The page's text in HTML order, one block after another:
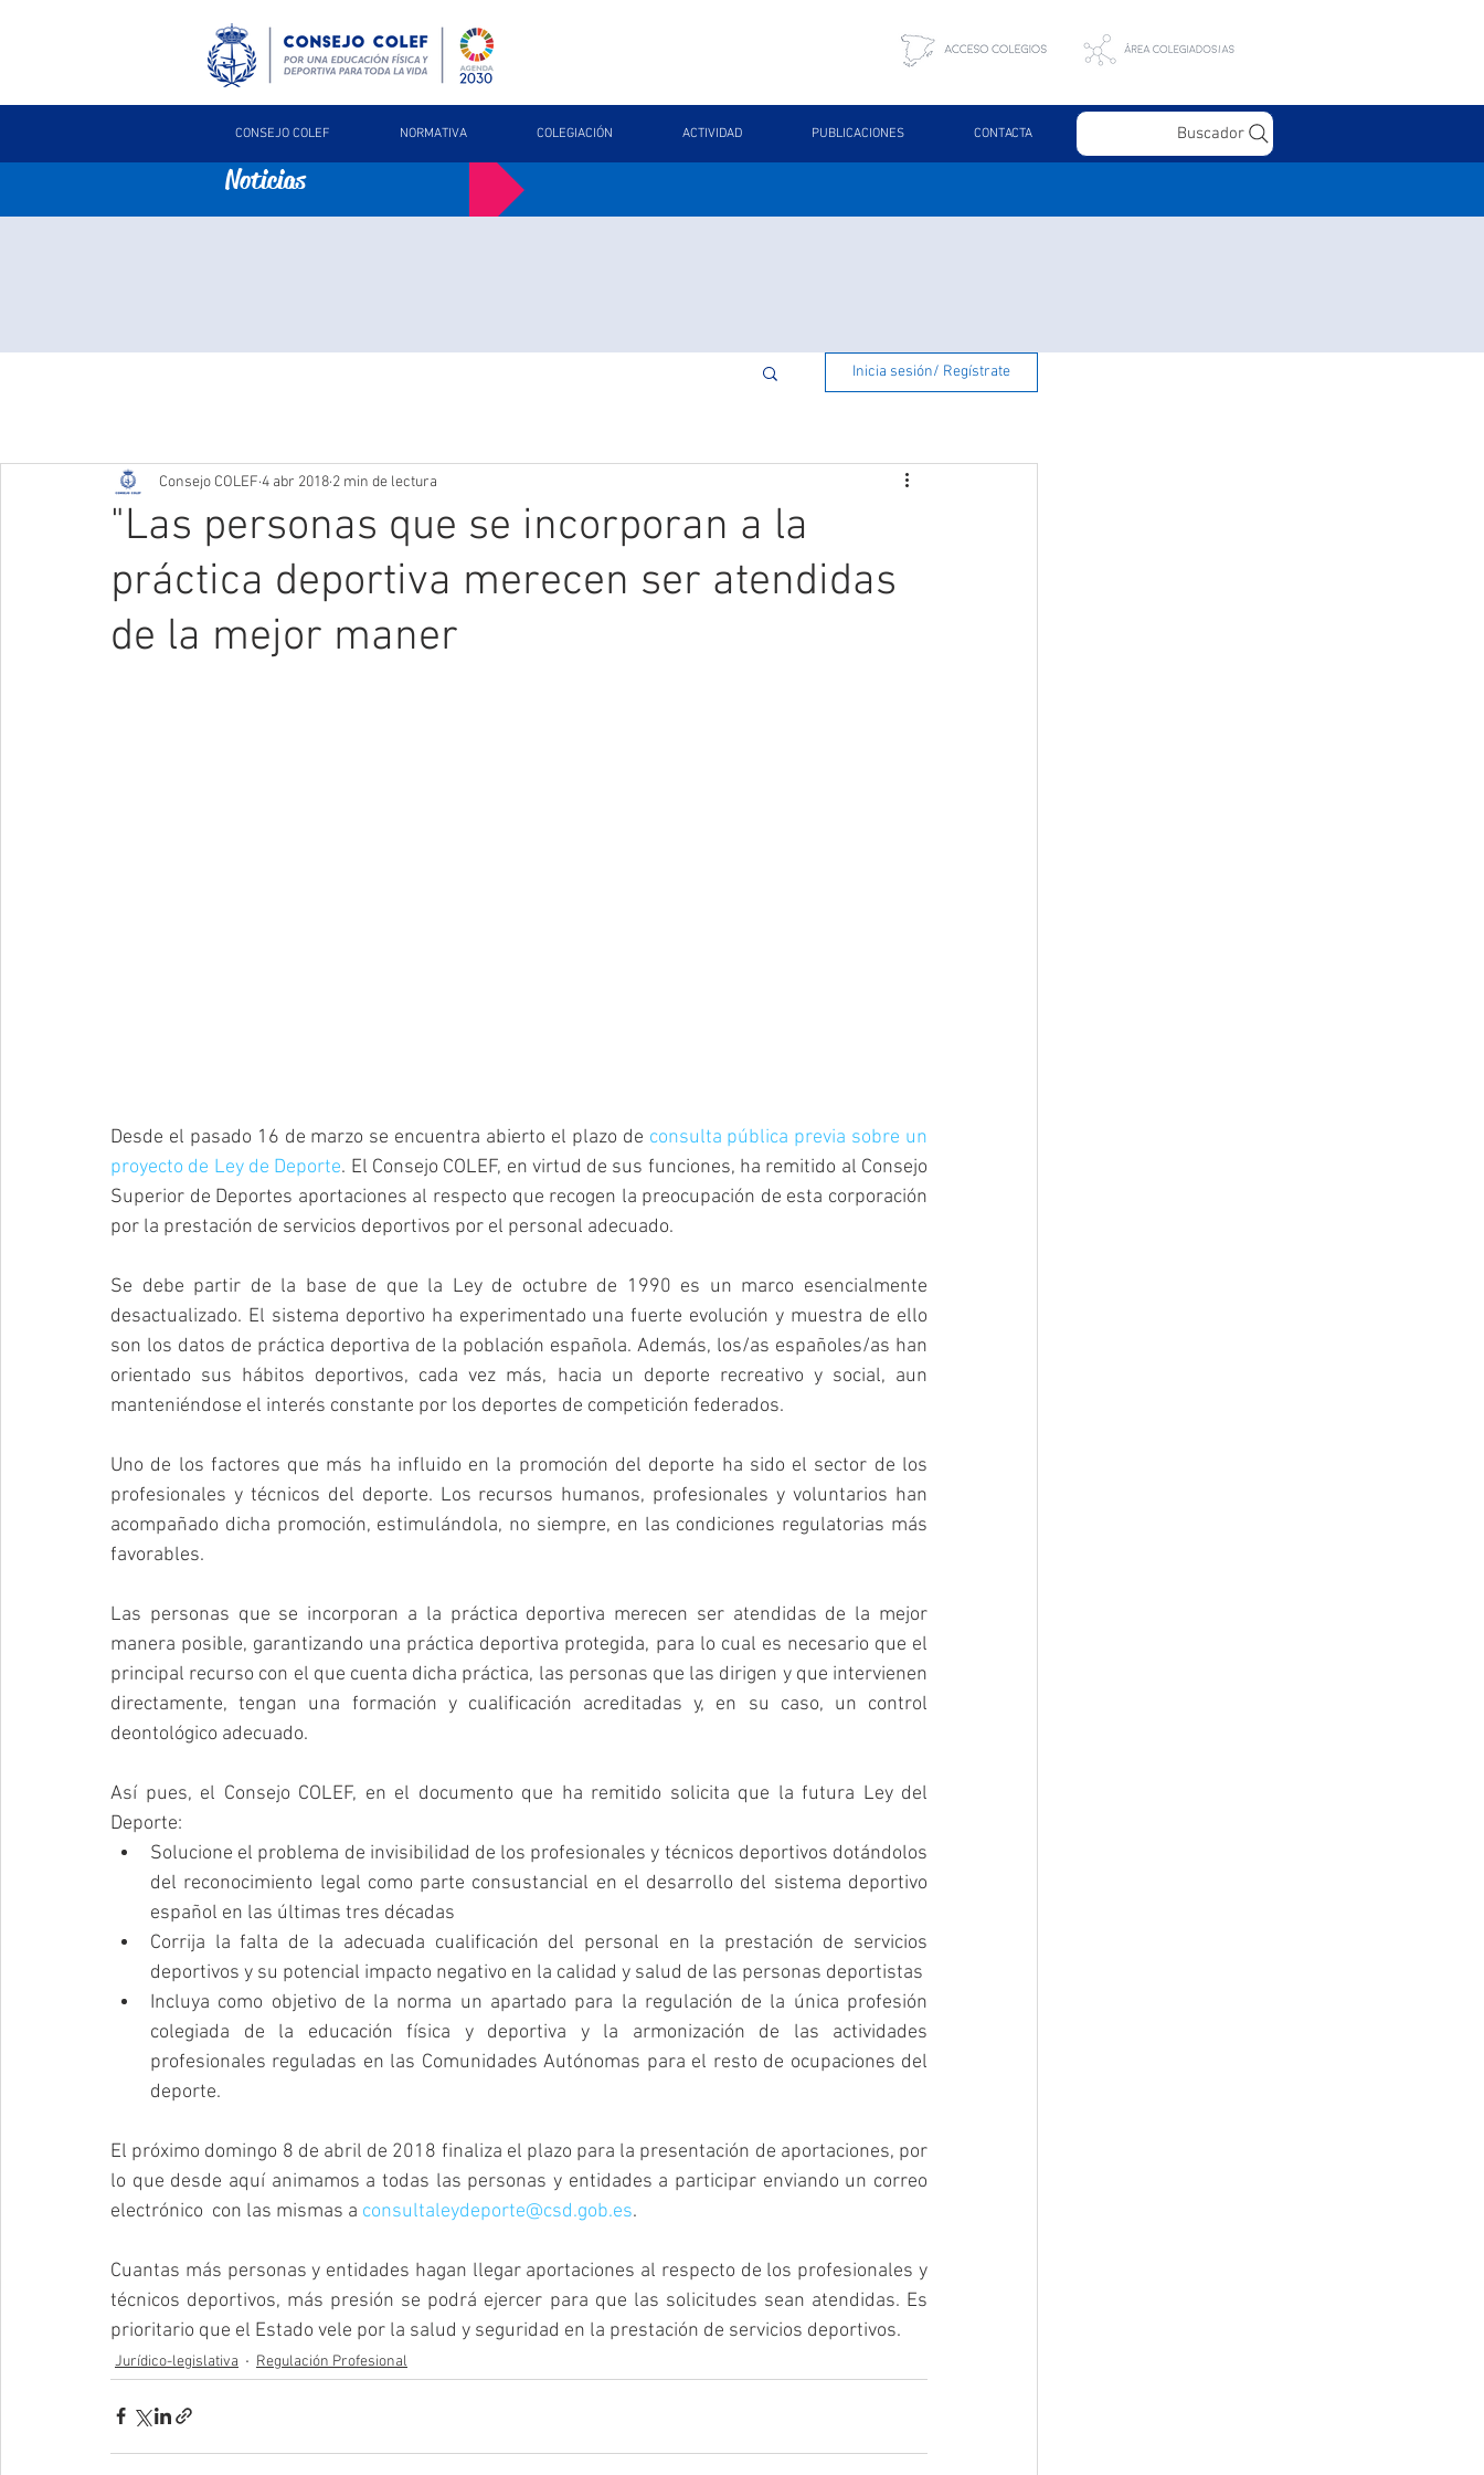
CONSEJO COLEF NORMATIVA COLEGIACIÓN ACTIVIDAD PUBLICACIONES CONTACTA Buscador
Noticias
Inicia sesión/ Regístrate
"Las personas que se incorporan a la
práctica deportiva merecen ser atendidas
de la mejor maner
Consejo COLEF 4 abr 2018 2 min de lectura
Desde el pasado 16 de marzo se encuentra abierto el plazo de consulta pública previa sobre un
proyecto de Ley de Deporte. El Consejo COLEF, en virtud de sus funciones, ha remitido al Consejo
Superior de Deportes aportaciones al respecto que recogen la preocupación de esta corporación
por la prestación de servicios deportivos por el personal adecuado.
Se debe partir de la base de que la Ley de octubre de 1990 es un marco esencialmente
desactualizado. El sistema deportivo ha experimentado una fuerte evolución y muestra de ello
son los datos de práctica deportiva de la población española. Además, los/as españoles/as han
orientado sus hábitos deportivos, cada vez más, hacia un deporte recreativo y social, aun
manteniéndose el interés constante por los deportes de competición federados.
Uno de los factores que más ha influido en la promoción del deporte ha sido el sector de los
profesionales y técnicos del deporte. Los recursos humanos, profesionales y voluntarios han
acompañado dicha promoción, estimulándola, no siempre, en las condiciones regulatorias más
favorables.
Las personas que se incorporan a la práctica deportiva merecen ser atendidas de la mejor
manera posible, garantizando una práctica deportiva protegida, para lo cual es necesario que el
principal recurso con el que cuenta dicha práctica, las personas que las dirigen y que intervienen
directamente, tengan una formación y cualificación acreditadas y, en su caso, un control
deontológico adecuado.
Así pues, el Consejo COLEF, en el documento que ha remitido solicita que la futura Ley del
Deporte:
Solucione el problema de invisibilidad de los profesionales y técnicos deportivos dotándolos
del reconocimiento legal como parte consustancial en el desarrollo del sistema deportivo
español en las últimas tres décadas
Corrija la falta de la adecuada cualificación del personal en la prestación de servicios
Incluya como objetivo de la norma un apartado para la regulación de la única profesión
colegiada de la educación física y deportiva y la armonización de las actividades
profesionales reguladas en las Comunidades Autónomas para el resto de ocupaciones del
deporte.
El próximo domingo 8 de abril de 2018 finaliza el plazo para la presentación de aportaciones, por
lo que desde aquí animamos a todas las personas y entidades a participar enviando un correo
electrónico  con las mismas a consultaleydeporte@csd.gob.es.
Cuantas más personas y entidades hagan llegar aportaciones al respecto de los profesionales y
técnicos deportivos, más presión se podrá ejercer para que las solicitudes sean atendidas. Es
prioritario que el Estado vele por la salud y seguridad en la prestación de servicios deportivos.
Jurídico-legislativa Regulación Profesional